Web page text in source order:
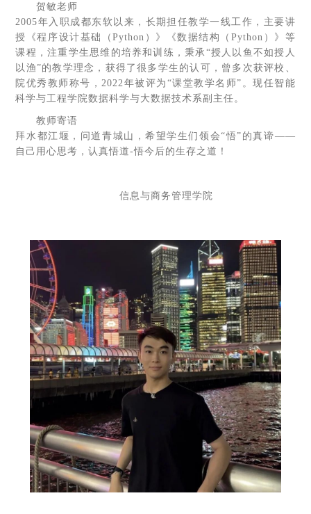
贺敏老师
2005年入职成都东软以来，长期担任教学一线工作，主要讲
授《程序设计基础（Python）》《数据结构（Python）》等
课程，注重学生思维的培养和训练，秉承“授人以鱼不如授人
以渔”的教学理念，获得了很多学生的认可，曾多次获评校、
院优秀教师称号，2022年被评为“课堂教学名师”。现任智能
科学与工程学院数据科学与大数据技术系副主任。
教师寄语
拜水都江堰，问道青城山，希望学生们领会“悟”的真谛——
自己用心思考，认真悟道-悟今后的生存之道！
信息与商务管理学院